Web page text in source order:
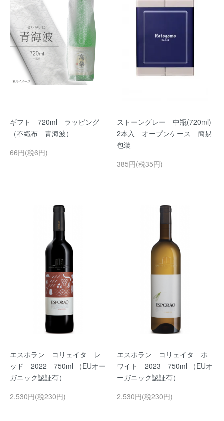
ギフト 720ml ラッピング
（不織布 青海波）
66円(税6円)
ストーングレー 中瓶(720ml)
2本入 オープンケース 簡易
包装
385円(税35円)
エスポラン コリェイタ レ
ッド 2022 750ml （EUオー
ガニック認証有）
2,530円(税230円)
エスポラン コリェイタ ホ
ワイト 2023 750ml （EUオ
ーガニック認証有）
2,530円(税230円)